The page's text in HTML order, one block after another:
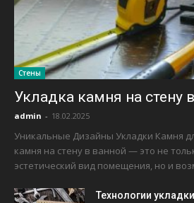
Стены
Укладка камня на стену
admin - 18.02.2025
Уникальные Дизайны Укладки Камня
камня на стену в ванной — это не
эстетический вид помещения, но и
Технологии